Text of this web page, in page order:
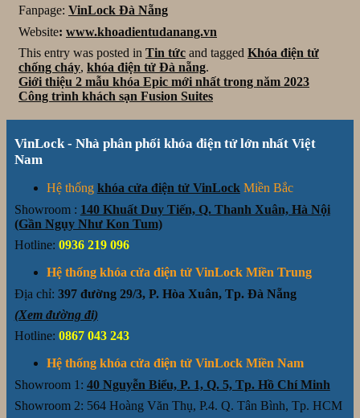
Fanpage: VinLock Đà Nẵng
Website: www.khoadientudanang.vn
This entry was posted in Tin tức and tagged Khóa điện tử
chống cháy, khóa điện tử Đà nẵng.
Giới thiệu 2 mẫu khóa Epic mới nhất trong năm 2023
Công trình khách sạn Fusion Suites
VinLock - Nhà phân phối khóa điện tử lớn nhất Việt
Nam
Hệ thống khóa cửa điện tử VinLock Miền Bắc
Showroom : 140 Khuất Duy Tiến, Q. Thanh Xuân, Hà Nội
(Gần Ngụy Như Kon Tum)
Hotline: 0936 219 096
Hệ thống khóa cửa điện tử VinLock Miền Trung
Địa chỉ: 397 đường 29/3, P. Hòa Xuân, Tp. Đà Nẵng
(Xem đường đi)
Hotline: 0867 043 243
Hệ thống khóa cửa điện tử VinLock Miền Nam
Showroom 1: 40 Nguyễn Biểu, P. 1, Q. 5, Tp. Hồ Chí Minh
Showroom 2: 564 Hoàng Văn Thụ, P.4. Q. Tân Bình, Tp. HCM